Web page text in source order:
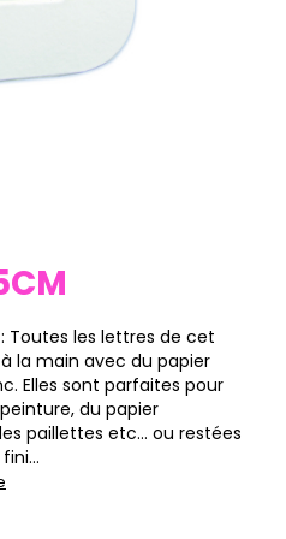
: Toutes les lettres de cet
la main avec du papier
Elles sont parfaites pour
du papier
paillettes etc… ou restées